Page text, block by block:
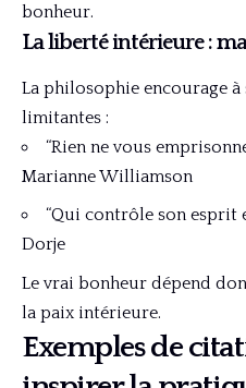
bonheur.
La liberté intérieure :
La philosophie encourage à
limitantes :
“Rien ne vous
Marianne Williamson
“Qui contrôle son esprit
Dorje
Le vrai bonheur dépend
la paix intérieure.
Exemples de